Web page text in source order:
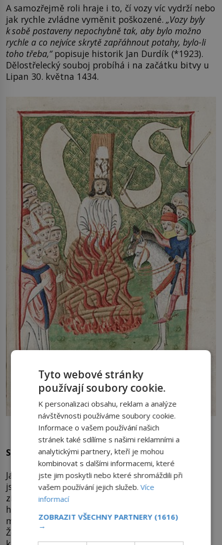
A samozřejmě roli hraje i to, čí vozy víc vydrží nebo
jak rychle zvládne vyměnit poškozené. „Vozy byly
k sobě postaveny nepochybně tak, aby bylo možno
rychle a co nejvíce skrytě zapřáhnout potahy, bylo-li
toho třeba,“popisuje historik Jan Durdík (*1923).
Dělostřelecký souboj probíhá i na začátku bitvy u
Lipan 30. května 1434.
Jan Hus sice shoří na hranici, ale během svého života má i
spousty obdivovatelek z řad něžného pohlaví.
Spousta obdivovatelek
Jan Hus (kolem 1370–1415) káže, že žena a muž
jsou si před Bohem rovni. Svým charismatem si
získává obdivovatelky, které se později stávají
horlivými stoupenkyněmi husitských
myšlenek. Obrovské nadšení žen budí kazatel Jan
Želivský (1380–1422) v době, kdy působí jako
Tyto webové stránky
používají soubory cookie.
K personalizaci obsahu, reklam a analýze
návštěvnosti používáme soubory cookie.
Informace o vašem používání našich
stránek také sdílíme s našimi reklamními a
analytickými partnery, kteří je mohou
kombinovat s dalšími informacemi, které
jste jim poskytli nebo které shromáždili při
vašem používání jejich služeb.Více
informací
ZOBRAZIT VŠECHNY PARTNERY (1616)
→